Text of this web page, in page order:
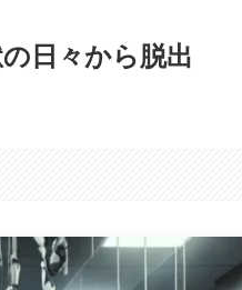
日々から脱出